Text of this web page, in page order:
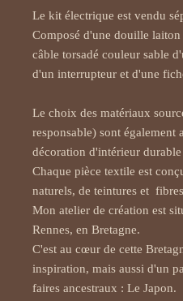
Le kit électrique est vendu
Composé d'une douille
câble torsadé couleur sable
d'un interrupteur et d'une
Le choix des matériaux
responsable) sont
décoration d'intérieur durable
Chaque pièce textile est
naturels, de teintures et
Mon atelier de création est
Rennes, en Bretagne.
C'est au cœur de cette
inspiration, mais aussi d'un
faires ancestraux : Le Japon.